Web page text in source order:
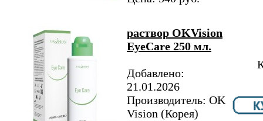
раствор OKVision
EyeCare 250 мл.
Добавлено:
21.01.2026
Производитель: OK
Vision (Корея)